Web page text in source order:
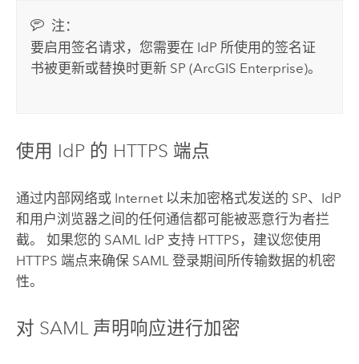
注：
要启用签名请求，您需要在 IdP 所使用的签名证
书被更新或替换时更新 SP (ArcGIS Enterprise)。
使用 IdP 的 HTTPS 端点
通过内部网络或 Internet 以未加密格式发送的 SP、IdP
和用户浏览器之间的任何通信都可能被恶意行为者拦
截。 如果您的 SAML IdP 支持 HTTPS，建议您使用
HTTPS 端点来确保 SAML 登录期间所传输数据的机密
性。
对 SAML声明响应进行加密